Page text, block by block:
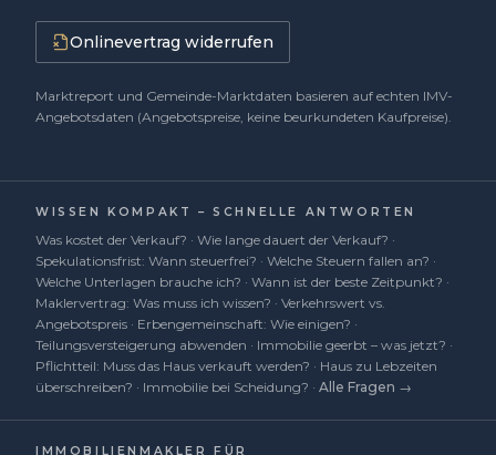
Onlinevertrag widerrufen
Marktreport und Gemeinde-Marktdaten basieren auf echten IMV-
Angebotsdaten (Angebotspreise, keine beurkundeten Kaufpreise).
WISSEN KOMPAKT – SCHNELLE ANTWORTEN
Was kostet der Verkauf? · Wie lange dauert der Verkauf? ·
Spekulationsfrist: Wann steuerfrei? · Welche Steuern fallen an? ·
Welche Unterlagen brauche ich? · Wann ist der beste Zeitpunkt? ·
Maklervertrag: Was muss ich wissen? · Verkehrswert vs.
Angebotspreis · Erbengemeinschaft: Wie einigen? ·
Teilungsversteigerung abwenden · Immobilie geerbt – was jetzt? ·
Pflichtteil: Muss das Haus verkauft werden? · Haus zu Lebzeiten
überschreiben? · Immobilie bei Scheidung? · Alle Fragen →
IMMOBILIENMAKLER FÜR